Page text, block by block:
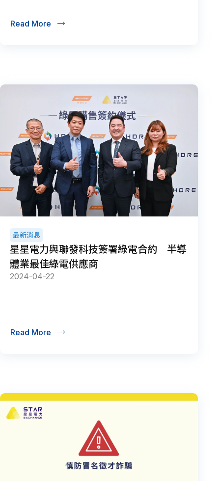
Read More
最新消息
星星電力與聯發科技簽署綠電合約 半導
體業最佳綠電供應商
2024-04-22
Read More